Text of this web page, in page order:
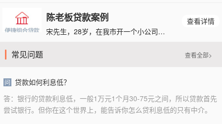
陈老板贷款案例
宋先生，28岁，在我市开一个小公司，公司只有一个个体户执照，公司没有流水，个人有信用卡，但是过去
查看详情
常见问题 查看全部>
问 贷款如何利息低？
答：银行的贷款利息低，一般1万元1个月30-75元之间，所以贷款首先
尝试银行。但你在这个世界上，能告诉你怎么贷利息低的只有中介。